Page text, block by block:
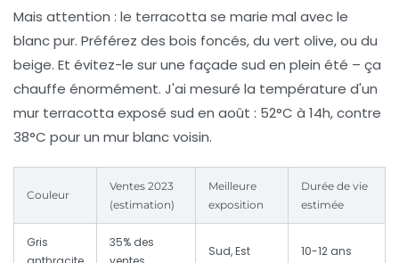
Mais attention : le terracotta se marie mal avec le
blanc pur. Préférez des bois foncés, du vert olive, ou du
beige. Et évitez-le sur une façade sud en plein été – ça
chauffe énormément. J'ai mesuré la température d'un
mur terracotta exposé sud en août : 52°C à 14h, contre
38°C pour un mur blanc voisin.
Couleur
Ventes 2023
(estimation)
Meilleure
exposition
Durée de vie
estimée
Gris
35% des
Sud, Est 10-12 ans